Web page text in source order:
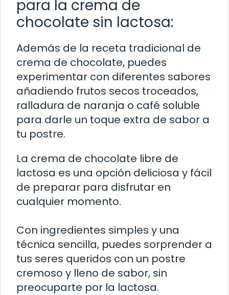
para la crema de
chocolate sin lactosa:
Además de la receta tradicional de
crema de chocolate, puedes
experimentar con diferentes sabores
añadiendo frutos secos troceados,
ralladura de naranja o café soluble
para darle un toque extra de sabor a
tu postre.
La crema de chocolate libre de
lactosa es una opción deliciosa y fácil
de preparar para disfrutar en
cualquier momento.
Con ingredientes simples y una
técnica sencilla, puedes sorprender a
tus seres queridos con un postre
cremoso y lleno de sabor, sin
preocuparte por la lactosa.